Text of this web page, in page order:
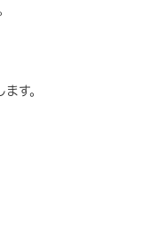
関わり方
す。